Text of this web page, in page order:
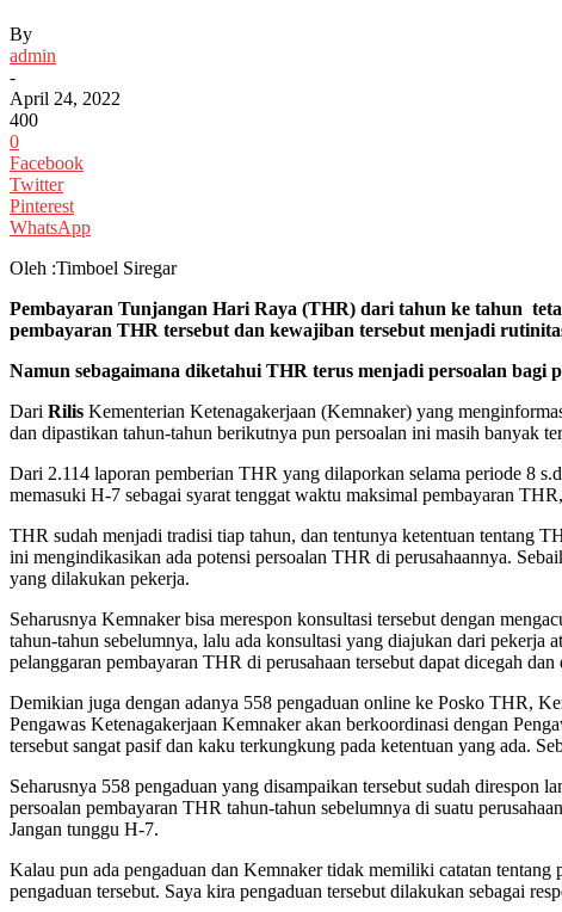
By
admin
-
April 24, 2022
400
0
Facebook
Twitter
Pinterest
WhatsApp
Oleh :Timboel Siregar
Pembayaran Tunjangan Hari Raya (THR) dari tahun ke tahun
pembayaran THR tersebut dan kewajiban tersebut menjadi
Namun sebagaimana diketahui THR terus menjadi persoalan bagi
Dari Rilis Kementerian Ketenagakerjaan (Kemnaker) yang
dan dipastikan tahun-tahun berikutnya pun persoalan ini masih banyak
Dari 2.114 laporan pemberian THR yang dilaporkan selama periode 8
memasuki H-7 sebagai syarat tenggat waktu maksimal pembayaran
THR sudah menjadi tradisi tiap tahun, dan tentunya ketentuan tentang
ini mengindikasikan ada potensi persoalan THR di perusahaannya.
yang dilakukan pekerja.
Seharusnya Kemnaker bisa merespon konsultasi tersebut dengan
tahun-tahun sebelumnya, lalu ada konsultasi yang diajukan dari pekerja
pelanggaran pembayaran THR di perusahaan tersebut dapat dicegah
Demikian juga dengan adanya 558 pengaduan online ke Posko THR,
Pengawas Ketenagakerjaan Kemnaker akan berkoordinasi dengan
tersebut sangat pasif dan kaku terkungkung pada ketentuan yang ada.
Seharusnya 558 pengaduan yang disampaikan tersebut sudah
persoalan pembayaran THR tahun-tahun sebelumnya di suatu
Jangan tunggu H-7.
Kalau pun ada pengaduan dan Kemnaker tidak memiliki catatan tentang
pengaduan tersebut. Saya kira pengaduan tersebut dilakukan sebagai